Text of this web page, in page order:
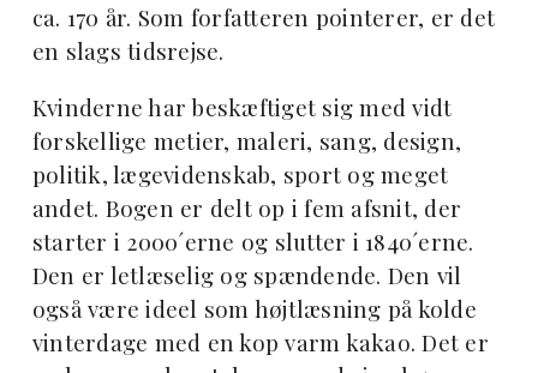
ca. 170 år. Som forfatteren pointerer, er det
en slags tidsrejse.
Kvinderne har beskæftiget sig med vidt
forskellige metier, maleri, sang, design,
politik, lægevidenskab, sport og meget
andet. Bogen er delt op i fem afsnit, der
starter i 2000´erne og slutter i 1840´erne.
Den er letlæselig og spændende. Den vil
også være ideel som højtlæsning på kolde
vinterdage med en kop varm kakao. Det er